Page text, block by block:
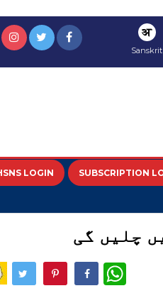
अ
Sanskrit
SUBSCRIPTION
LOGIN
WhatsApp